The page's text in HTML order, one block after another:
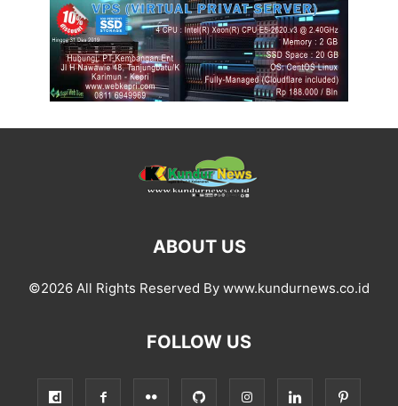
ABOUT US
©2026 All Rights Reserved By www.kundurnews.co.id
FOLLOW US